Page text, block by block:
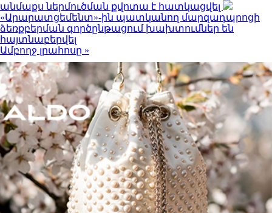
անմաքս ներմուծման քվոտա է հատկացվել
«Արարատցեմենտ»-ին պատկանող մարզադպրոցի
ձեռքբերման գործընթացում խախտումներ են
հայտնաբերվել
Ամբողջ լրահոսը »